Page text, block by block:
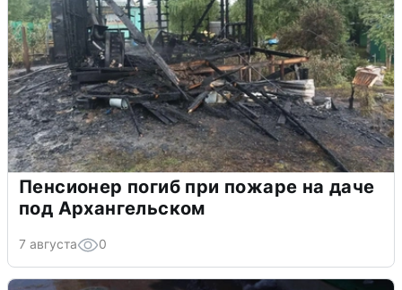
Пенсионер погиб при пожаре на даче
под Архангельском
7 августа 0